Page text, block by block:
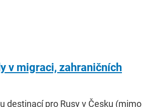
v migraci, zahraničních
destinací pro Rusy v Česku (mimo